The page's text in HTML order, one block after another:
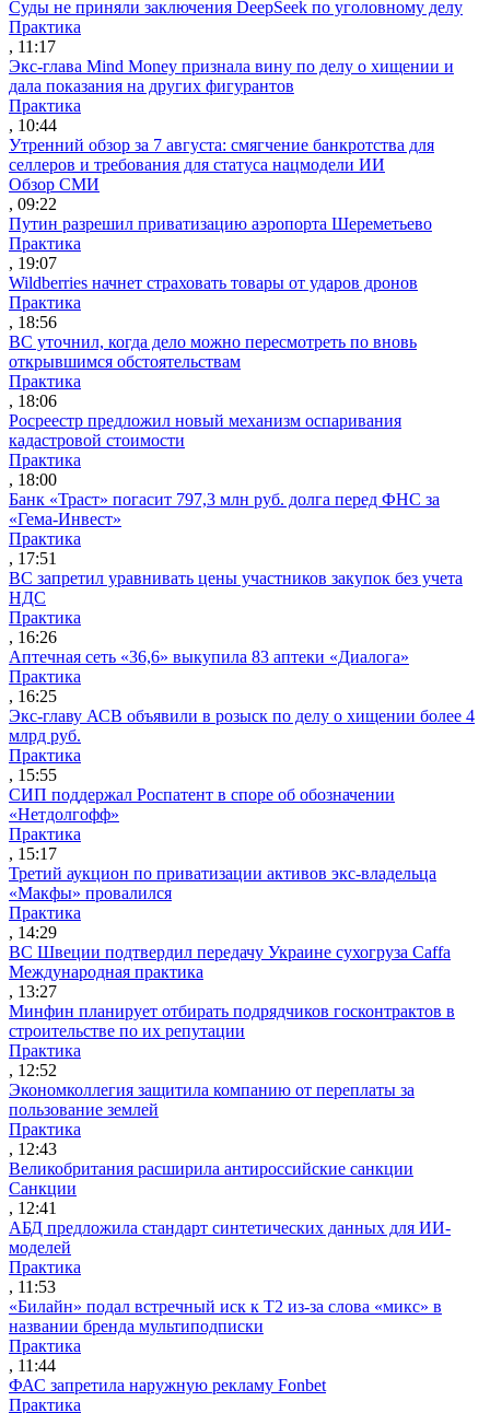
Суды не приняли заключения DeepSeek по уголовному делу
Практика
, 11:17
Экс-глава Mind Money признала вину по делу о хищении и
дала показания на других фигурантов
Практика
, 10:44
Утренний обзор за 7 августа: смягчение банкротства для
селлеров и требования для статуса нацмодели ИИ
Обзор СМИ
, 09:22
Путин разрешил приватизацию аэропорта Шереметьево
Практика
, 19:07
Wildberries начнет страховать товары от ударов дронов
Практика
, 18:56
ВС уточнил, когда дело можно пересмотреть по вновь
открывшимся обстоятельствам
Практика
, 18:06
Росреестр предложил новый механизм оспаривания
кадастровой стоимости
Практика
, 18:00
Банк «Траст» погасит 797,3 млн руб. долга перед ФНС за
«Гема-Инвест»
Практика
, 17:51
ВС запретил уравнивать цены участников закупок без учета
НДС
Практика
, 16:26
Аптечная сеть «36,6» выкупила 83 аптеки «Диалога»
Практика
, 16:25
Экс-главу АСВ объявили в розыск по делу о хищении более 4
млрд руб.
Практика
, 15:55
СИП поддержал Роспатент в споре об обозначении
«Нетдолгофф»
Практика
, 15:17
Третий аукцион по приватизации активов экс-владельца
«Макфы» провалился
Практика
, 14:29
ВС Швеции подтвердил передачу Украине сухогруза Caffa
Международная практика
, 13:27
Минфин планирует отбирать подрядчиков госконтрактов в
строительстве по их репутации
Практика
, 12:52
Экономколлегия защитила компанию от переплаты за
пользование землей
Практика
, 12:43
Великобритания расширила антироссийские санкции
Санкции
, 12:41
АБД предложила стандарт синтетических данных для ИИ-
моделей
Практика
, 11:53
«Билайн» подал встречный иск к Т2 из-за слова «микс» в
названии бренда мультиподписки
Практика
, 11:44
ФАС запретила наружную рекламу Fonbet
Практика